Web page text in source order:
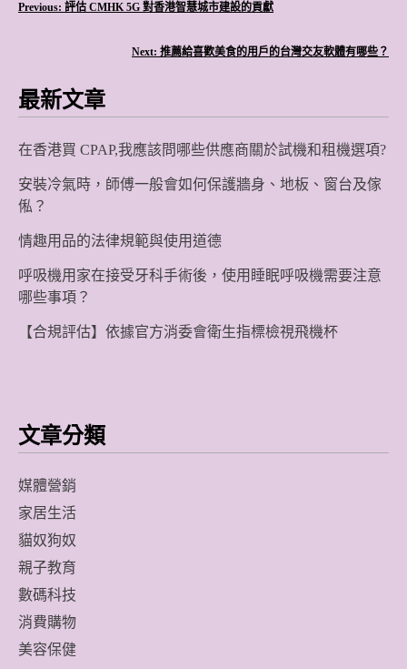
文
覽
Previous: 評估 CMHK 5G 對香港智慧城市建設的貢獻
Next: 推薦給喜歡美食的用戶的台灣交友軟體有哪些？
最新文章
在香港買 CPAP,我應該問哪些供應商關於試機和租機選項?
安裝冷氣時，師傅一般會如何保護牆身、地板、窗台及傢
俬？
情趣用品的法律規範與使用道德
呼吸機用家在接受牙科手術後，使用睡眠呼吸機需要注意
哪些事項？
【合規評估】依據官方消委會衛生指標檢視飛機杯
文章分類
媒體營銷
家居生活
貓奴狗奴
親子教育
數碼科技
消費購物
美容保健